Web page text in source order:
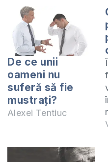
De ce unii
oameni nu
suferă să fie
mustrați?
Alexei Tentiuc